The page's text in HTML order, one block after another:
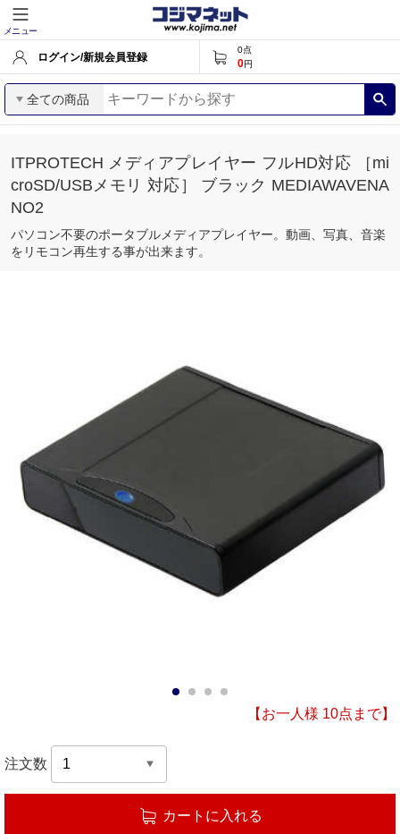
メニュー
ログイン/新規会員登録
0点
0円
全ての商品
ITPROTECH メディアプレイヤー フルHD対応 ［mi
croSD/USBメモリ 対応］ ブラック MEDIAWAVENA
NO2
パソコン不要のポータブルメディアプレイヤー。動画、写真、音楽
をリモコン再生する事が出来ます。
【お一人様 10点まで】
注文数
カートに入れる